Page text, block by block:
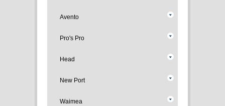
Avento
Pro's Pro
Head
New Port
Waimea